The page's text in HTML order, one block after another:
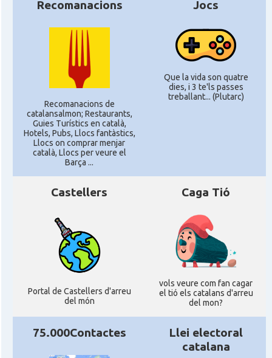
Recomanacions
Recomanacions de
catalansalmon; Restaurants,
Guies Turístics en català,
Hotels, Pubs, Llocs fantàstics,
Llocs on comprar menjar
català, Llocs per veure el
Barça ...
Jocs
Que la vida son quatre
dies, i 3 te'ls passes
treballant... (Plutarc)
Castellers
Portal de Castellers d'arreu
del món
Caga Tió
vols veure com fan cagar
el tió els catalans d'arreu
del mon?
75.000Contactes
Llei electoral
catalana